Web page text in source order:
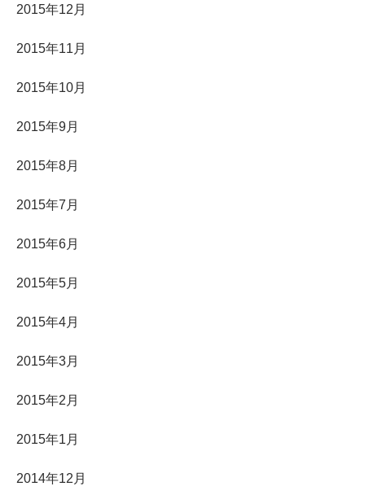
2015年12月
2015年11月
2015年10月
2015年9月
2015年8月
2015年7月
2015年6月
2015年5月
2015年4月
2015年3月
2015年2月
2015年1月
2014年12月